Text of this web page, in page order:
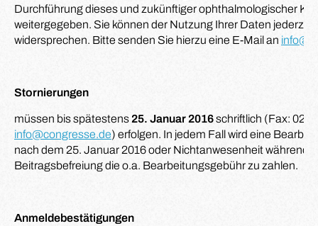
Durchführung dieses und zukünftiger ophthalmologischer
weitergegeben. Sie können der Nutzung Ihrer Daten
widersprechen. Bitte senden Sie hierzu eine E-Mail an
Stornierungen
müssen bis spätestens 25. Januar 2016schriftlich (Fax: 02
info@congresse.de) erfolgen. In jedem Fall wird eine
nach dem 25. Januar 2016 oder Nichtanwesenheit während
Beitragsbefreiung die o.a. Bearbeitungsgebühr zu zahlen.
Anmeldebestätigungen